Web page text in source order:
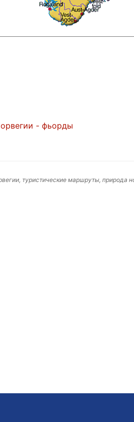
- фьорды
туристические маршруты, природа